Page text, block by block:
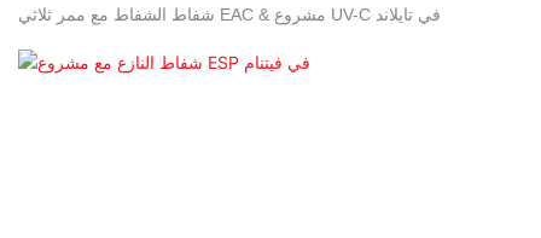
شفاط الشفاط مع ممر ثلاثي EAC & مشروع UV-C في تايلاند